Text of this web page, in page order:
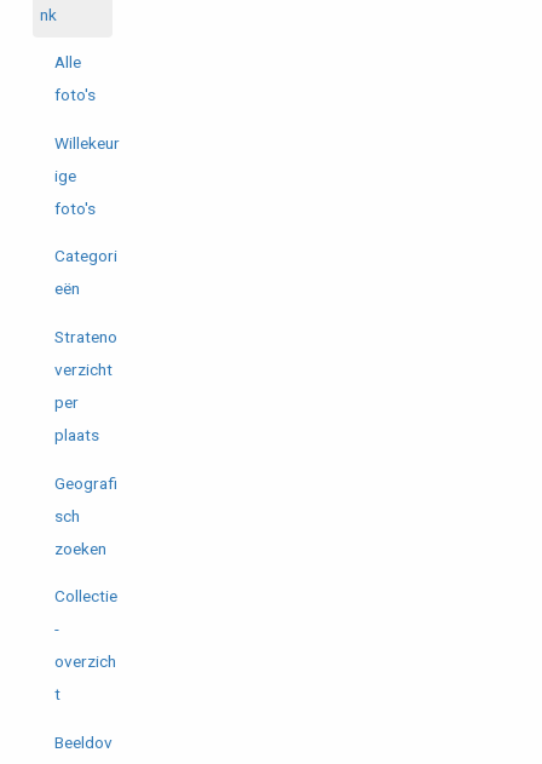
nk
Alle
foto's
Willekeur
ige
foto's
Categori
eën
Strateno
verzicht
per
plaats
Geografi
sch
zoeken
Collectie
-
overzich
t
Beeldov